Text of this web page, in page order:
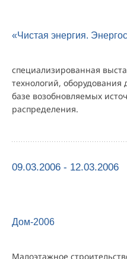
«Чистая энергия.
специализированная
технологий, оборудования
базе возобновляемых
распределения.
09.03.2006 - 12.03.2006
Дом-2006
Малоэтажное